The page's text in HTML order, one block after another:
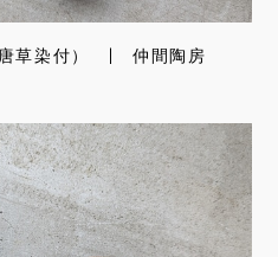
草染付） | 仲間陶房